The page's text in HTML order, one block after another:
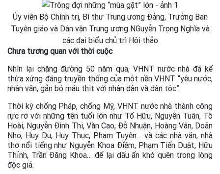
Ủy viên Bộ Chính trị, Bí thư Trung ương Đảng, Trưởng Ban
Tuyên giáo và Dân vận Trung ương NGuyễn Trọng Nghĩa và
các đại biểu chủ trì Hội thảo
Chưa tương quan với thời cuộc
Nhìn lại chặng đường 50 năm qua, VHNT nước nhà đã kế
thừa xứng đáng truyền thống của một nền VHNT “yêu nước,
nhân văn, gắn bó máu thịt với nhân dân và dân tộc”.
Thời kỳ chống Pháp, chống Mỹ, VHNT nước nhà thành công
rực rỡ với những tên tuổi lớn như Tố Hữu, Nguyễn Tuân, Tô
Hoài, Nguyễn Đình Thi, Văn Cao, Đỗ Nhuận, Hoàng Vân, Doãn
Nho, Huy Du, Huy Thục, Phạm Tuyên… và các nhà văn, nhà
thơ nổi tiếng như Nguyễn Khoa Điềm, Phạm Tiến Duật, Hữu
Thỉnh, Trần Đăng Khoa… để lại dấu ấn khó quên trong lòng
độc giả.